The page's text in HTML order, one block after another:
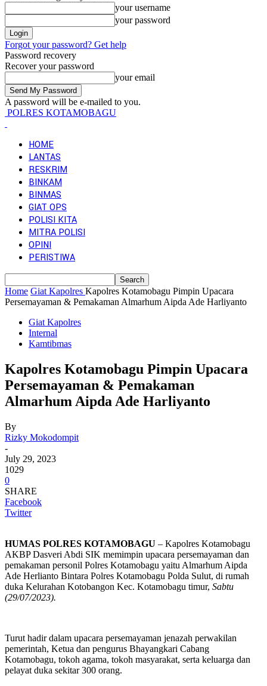
your username
your password
Forgot your password? Get help
Password recovery
Recover your password
your email
A password will be e-mailed to you.
POLRES KOTAMOBAGU
HOME
LANTAS
RESKRIM
BINKAM
BINMAS
GIAT OPS
POLISI KITA
MITRA POLISI
OPINI
PERISTIWA
Home Giat Kapolres Kapolres Kotamobagu Pimpin Upacara
Persemayaman & Pemakaman Almarhum Aipda Ade Harliyanto
Giat Kapolres
Internal
Kamtibmas
Kapolres Kotamobagu Pimpin Upacara
Persemayaman & Pemakaman
Almarhum Aipda Ade Harliyanto
By
Rizky Mokodompit
-
July 29, 2023
1029
0
SHARE
Facebook
Twitter
HUMAS POLRES KOTAMOBAGU – Kapolres Kotamobagu
AKBP Dasveri Abdi SIK memimpin upacara persemayaman dan
pemakaman personil Polres Kotamobagu yaitu Almarhum Aipda
Ade Herlianto Bintara Polres Kotamobagu Polda Sulut, di rumah
duka Kelurahan Kotobangon Kec. Kotamobagu timur, Sabtu
(29/07/2023).
Turut hadir dalam upacara persemayaman jenazah perwakilan
pemerintah, Ketua dan pengurus Bhayangkari Cabang
Kotamobagu, tokoh agama, tokoh masyarakat, serta keluarga dan
pelayat duka sekitar 300 orang.